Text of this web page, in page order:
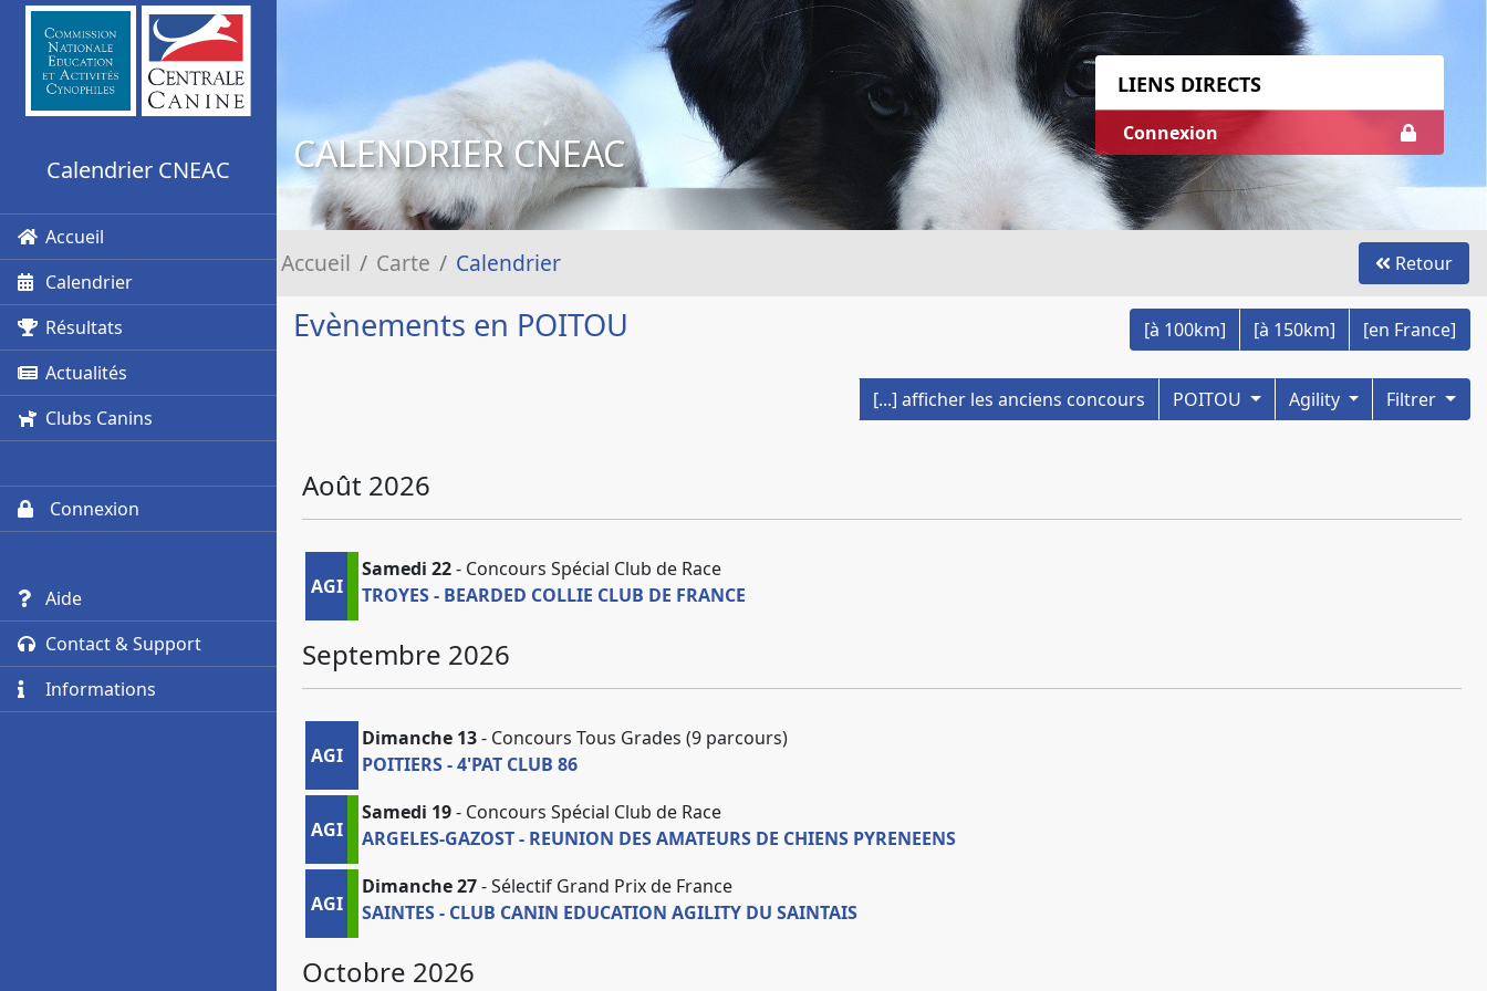
Calendrier CNEAC
Accueil
Calendrier
Résultats
Actualités
Clubs Canins
Connexion
Aide
Contact & Support
Informations
CALENDRIER CNEAC
LIENS DIRECTS
Connexion
Accueil Carte Calendrier Retour
Evènements en POITOU [à 100km] [à 150km] [en France]
[...] afficher les anciens concours POITOU Agility Filtrer
Août 2026
AGI
Samedi 22- Concours Spécial Club de Race
TROYES - BEARDED COLLIE CLUB DE FRANCE
Septembre 2026
AGI
Dimanche 13- Concours Tous Grades (9 parcours)
POITIERS - 4'PAT CLUB 86
AGI
Samedi 19- Concours Spécial Club de Race
ARGELES-GAZOST - REUNION DES AMATEURS DE CHIENS PYRENEENS
AGI
Dimanche 27- Sélectif Grand Prix de France
SAINTES - CLUB CANIN EDUCATION AGILITY DU SAINTAIS
Octobre 2026